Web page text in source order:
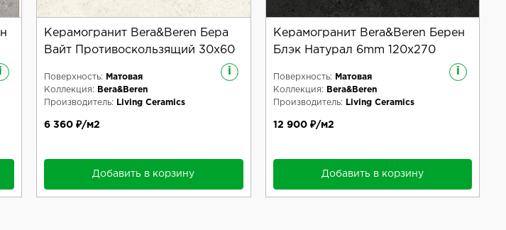
i
Керамогранит Bera&Beren Бера
Вайт Противоскользящий 30x60
i
Поверхность:
Матовая
Коллекция:
Bera&Beren
Производитель:
Living Ceramics
6 360 ₽/м2
Добавить в корзину
Керамогранит Bera&Beren Берен
Блэк Натурал 6mm 120x270
i
Поверхность:
Матовая
Коллекция:
Bera&Beren
Производитель:
Living Ceramics
12 900 ₽/м2
Добавить в корзину